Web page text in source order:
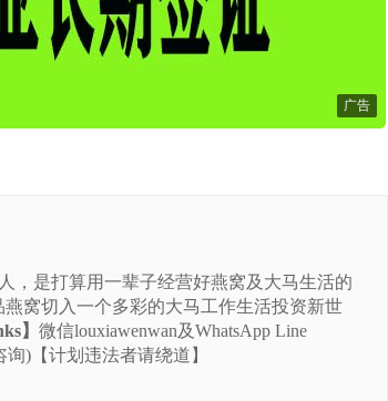
广告
，是打算用一辈子经营好燕窝及大马生活的
窝切入一个多彩的大马工作生活投资新世
】 微信louxiawenwan及WhatsApp Line
询)【计划违法者请绕道】